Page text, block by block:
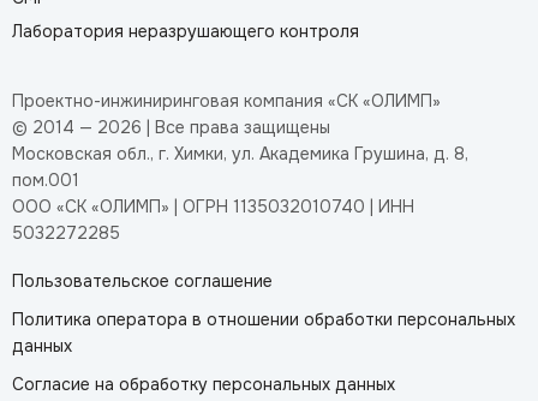
Лаборатория неразрушающего контроля
Проектно-инжиниринговая компания «СК «ОЛИМП»
© 2014 — 2026 | Все права защищены
Московская обл., г. Химки, ул. Академика Грушина, д. 8,
пом.001
ООО «СК «ОЛИМП» | ОГРН 1135032010740 | ИНН
5032272285
Пользовательское соглашение
Политика оператора в отношении обработки персональных
данных
Согласие на обработку персональных данных